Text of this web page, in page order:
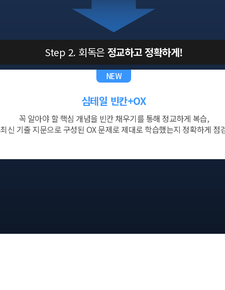
Step 2. 회독은 정교하고 정확하게!
NEW
심테일 빈칸+OX
꼭 알아야 할 핵심 개념을 빈칸 채우기를 통해 정교하게 복습,
최신 기출 지문으로 구성된 OX 문제로제대로 학습했는지 정확하게 점